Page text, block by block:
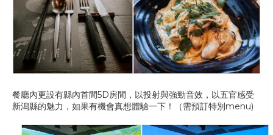
餐廳內更設有縣內首間5D房間，以投射與強勁音效，以五官感受
新潟縣的魅力，如果有機會真想體驗一下！（需預訂特別menu)